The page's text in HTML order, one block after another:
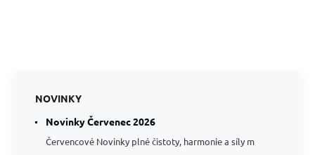
NOVINKY
Novinky Červenec 2026
Červencové Novinky plné čistoty, harmonie a síly m